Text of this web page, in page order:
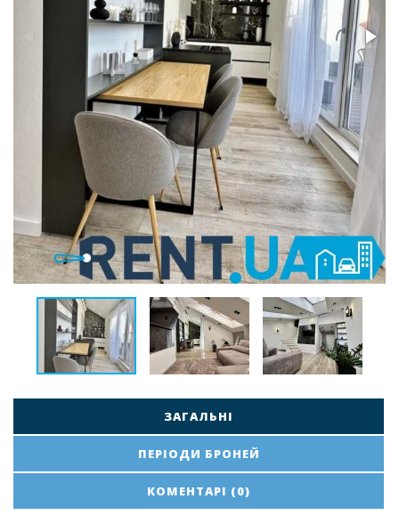
ЗАГАЛЬНІ
ПЕРІОДИ БРОНЕЙ
КОМЕНТАРІ (0)